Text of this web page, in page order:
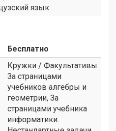
Бесплатно
Кружки / Факультативы:
За страницами
учебников алгебры и
геометрии, За
страницами учебника
информатики.